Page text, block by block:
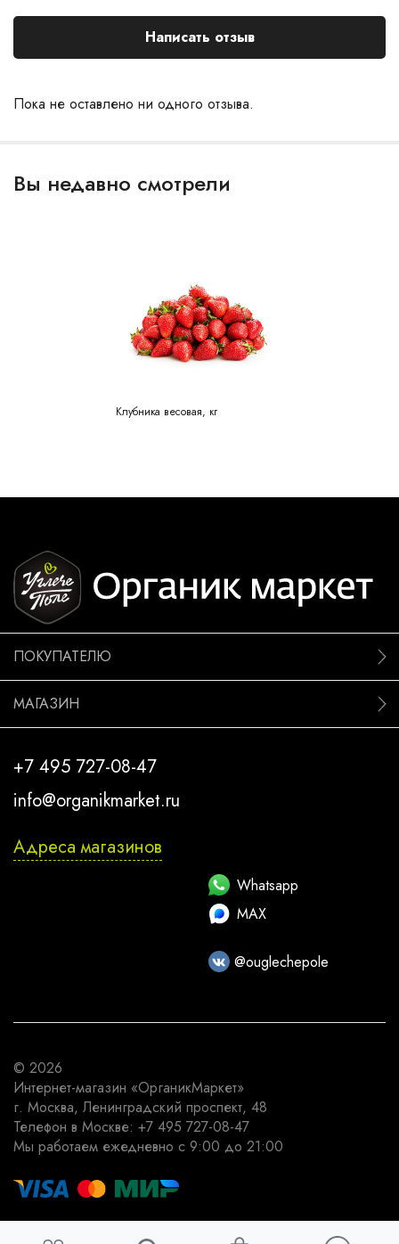
Пока не оставлено ни одного отзыва.
Написать отзыв
Вы недавно смотрели
Клубника весовая, кг
ПОКУПАТЕЛЮ
МАГАЗИН
+7 495 727-08-47
info@organikmarket.ru
Адреса магазинов
Whatsapp
MAX
@ouglechepole
© 2026
Интернет-магазин «ОрганикМаркет»
г. Москва, Ленинградский проспект, 48
Телефон в Москве: +7 495 727-08-47
Мы работаем ежедневно с 9:00 до 21:00